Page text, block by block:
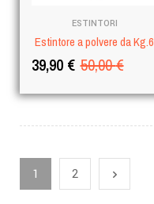
ESTINTORI
Estintore a polvere da Kg.6
50,00€
39,90 €
1 2